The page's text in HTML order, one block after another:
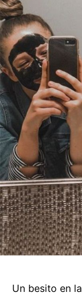
Un besito en